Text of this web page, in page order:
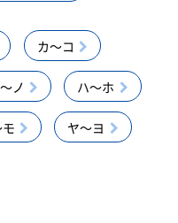
カ～コ
ノ ハ～ホ
ヤ～ヨ